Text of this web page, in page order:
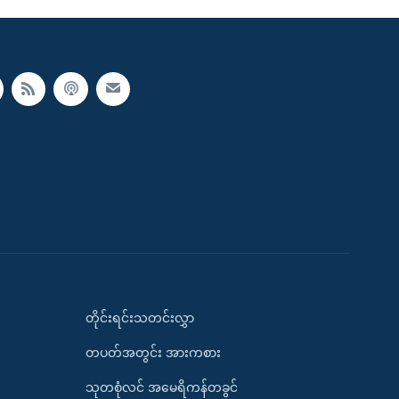
တိုင်းရင်းသတင်းလွှာ
တပတ်အတွင်း အားကစား
သုတစုံလင် အမေရိကန်တခွင်